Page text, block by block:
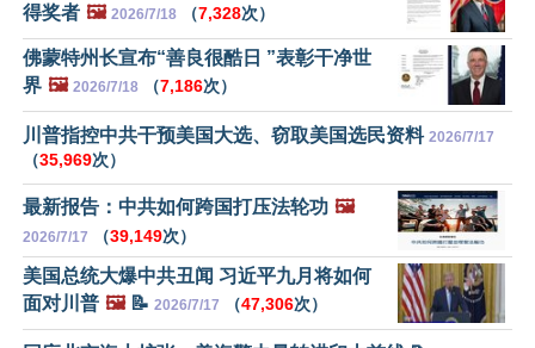
得奖者 🖼️ 2026/7/18 （7,328次）
佛蒙特州长宣布“善良很酷日 ”表彰干净世
界 🖼️ 2026/7/18 （7,186次）
川普指控中共干预美国大选、窃取美国选民资料 2026/7/17
（35,969次）
最新报告：中共如何跨国打压法轮功 🖼️
2026/7/17 （39,149次）
美国总统大爆中共丑闻 习近平九月将如何
面对川普 🖼️📝 2026/7/17 （47,306次）